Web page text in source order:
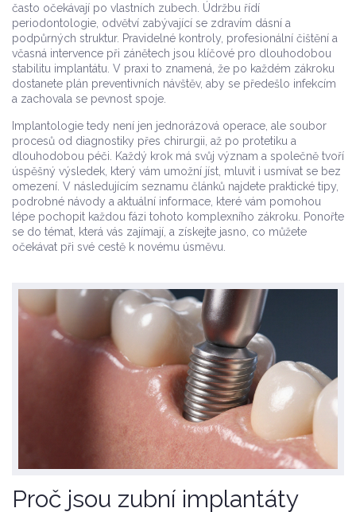
často očekávají po vlastních zubech. Údržbu řídí
periodontologie odvětví zabývající se zdravím dásní a
podpůrných struktur. Pravidelné kontroly, profesionální čištění a
včasná intervence při zánětech jsou klíčové pro dlouhodobou
stabilitu implantátu. V praxi to znamená, že po každém zákroku
dostanete plán preventivních návštěv, aby se předešlo infekcím
a zachovala se pevnost spoje.
Implantologie tedy není jen jednorázová operace, ale soubor
procesů od diagnostiky přes chirurgii, až po protetiku a
dlouhodobou péči. Každý krok má svůj význam a společně tvoří
úspěšný výsledek, který vám umožní jíst, mluvit i usmívat se bez
omezení. V následujícím seznamu článků najdete praktické tipy,
podrobné návody a aktuální informace, které vám pomohou
lépe pochopit každou fázi tohoto komplexního zákroku. Ponořte
se do témat, která vás zajímají, a získejte jasno, co můžete
očekávat při své cestě k novému úsměvu.
Proč jsou zubní implantáty